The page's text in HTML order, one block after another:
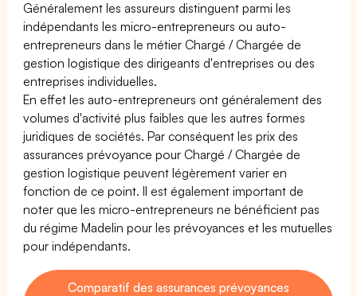
Généralement les assureurs distinguent parmi les
indépendants les micro-entrepreneurs ou auto-
entrepreneurs dans le métier Chargé / Chargée de
gestion logistique des dirigeants d'entreprises ou des
entreprises individuelles.
En effet les auto-entrepreneurs ont généralement des
volumes d'activité plus faibles que les autres formes
juridiques de sociétés. Par conséquent les prix des
assurances prévoyance pour Chargé / Chargée de
gestion logistique peuvent légèrement varier en
fonction de ce point. Il est également important de
noter que les micro-entrepreneurs ne bénéficient pas
du régime Madelin pour les prévoyances et les mutuelles
pour indépendants.
Comparatif des assurances prévoyances